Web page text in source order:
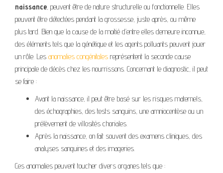
naissance, peuvent être de nature structurelle ou fonctionnelle. Elles
peuvent être détectées pendant la grossesse, juste après, ou même
plus tard. Bien que la cause de la moitié d’entre elles demeure inconnue,
des éléments tels que la génétique et les agents polluants peuvent jouer
un rôle. Les anomalies congénitales représentent la seconde cause
principale de décès chez les nourrissons. Concernant le diagnostic, il peut
se faire :
Avant la naissance, il peut être basé sur les risques maternels,
des échographies, des tests sanguins, une amniocentèse ou un
prélèvement de villosités choriales.
Après la naissance, on fait souvent des examens cliniques, des
analyses sanguines et des imageries.
Ces anomalies peuvent toucher divers organes tels que :